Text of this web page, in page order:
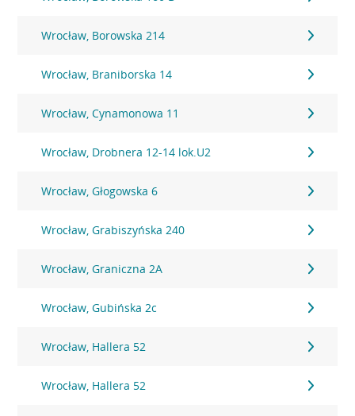
Wrocław, Borowska 214
Wrocław, Braniborska 14
Wrocław, Cynamonowa 11
Wrocław, Drobnera 12-14 lok.U2
Wrocław, Głogowska 6
Wrocław, Grabiszyńska 240
Wrocław, Graniczna 2A
Wrocław, Gubińska 2c
Wrocław, Hallera 52
Wrocław, Hallera 52